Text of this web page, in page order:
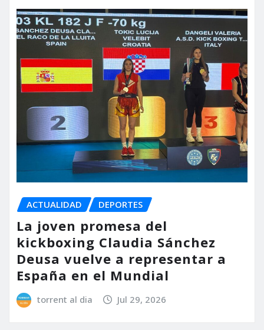
ACTUALIDAD DEPORTES
La joven promesa del
kickboxing Claudia Sánchez
Deusa vuelve a representar a
España en el Mundial
torrent al dia Jul 29, 2026